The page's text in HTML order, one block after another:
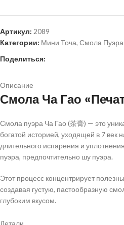
Артикул: 2089
Категории: Мини Точа, Смола Пуэра
Поделиться:
Описание
Смола Ча Гао
Смола пуэра Ча Гао (茶膏) — это
богатой историей, уходящей в 7 век
длительного испарения и
пуэра, предпочтительно шу пуэра.
Этот процесс концентрирует
создавая густую, пастообразную
глубоким вкусом.
Ча Гао не просто чай, это настоящая